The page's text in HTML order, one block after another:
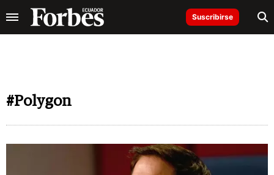
Suscribirse
#Polygon